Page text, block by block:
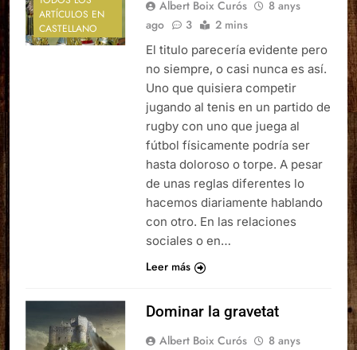
ARTÍCULOS EN
CASTELLANO
Albert Boix Curós
8 anys
ago
3 2 mins
El titulo parecería evidente pero
no siempre, o casi nunca es así.
Uno que quisiera competir
jugando al tenis en un partido de
rugby con uno que juega al
fútbol físicamente podría ser
hasta doloroso o torpe. A pesar
de unas reglas diferentes lo
hacemos diariamente hablando
con otro. En las relaciones
sociales o en…
Leer más
Dominar la gravetat
Albert Boix Curós
8 anys